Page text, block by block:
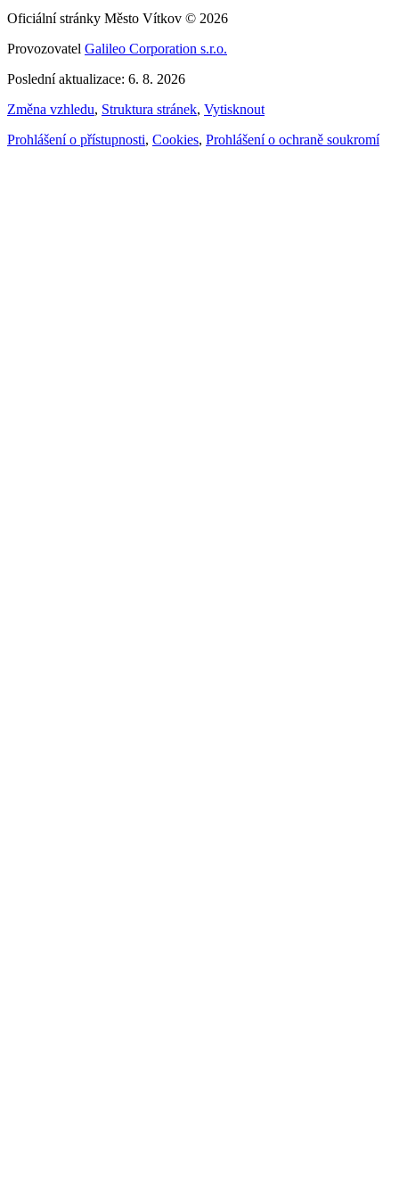
Oficiální stránky Město Vítkov © 2026
Provozovatel Galileo Corporation s.r.o.
Poslední aktualizace: 6. 8. 2026
Změna vzhledu, Struktura stránek, Vytisknout
Prohlášení o přístupnosti, Cookies, Prohlášení o ochraně soukromí